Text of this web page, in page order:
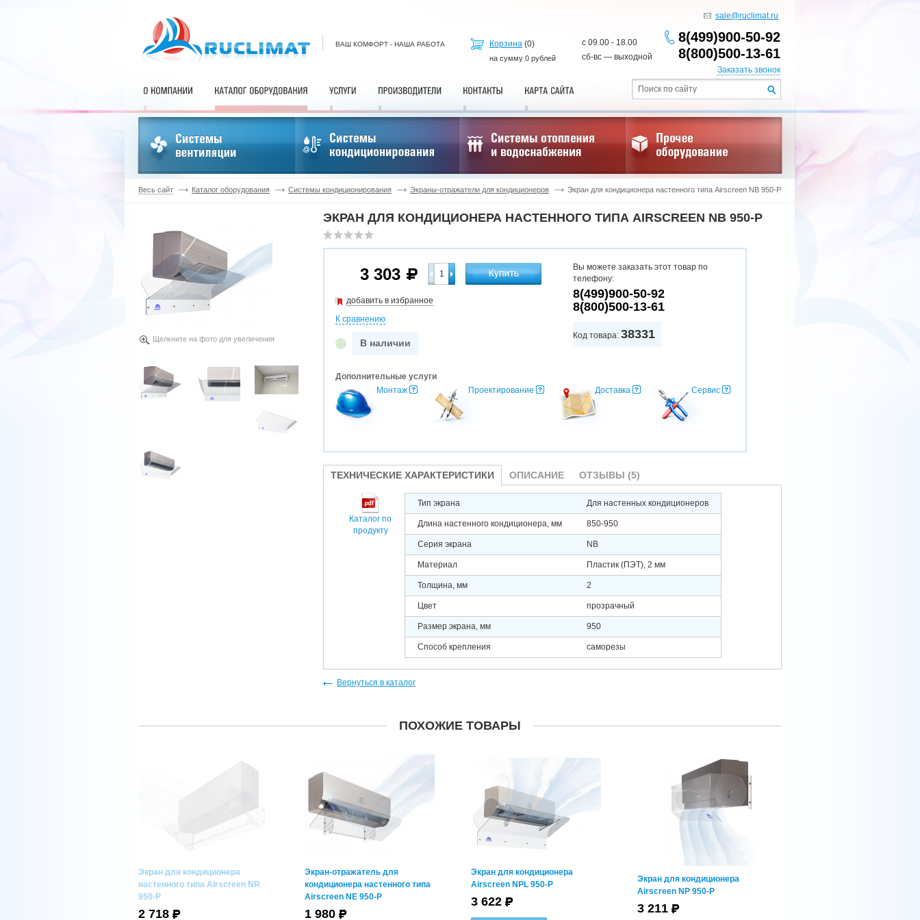
ВАШ КОМФОРТ - НАША РАБОТА Корзина (0)
на сумму 0 рублей
с 09.00 - 18.00
сб-вс — выходной
sale@ruclimat.ru
8(499)900-50-92
8(800)500-13-61
Заказать звонок
Весь сайт Каталог оборудования Системы кондиционирования Экраны-отражатели для кондиционеров Экран для кондиционера настенного типа Airscreen NB 950-P
Щелкните на фото для увеличения
ЭКРАН ДЛЯ КОНДИЦИОНЕРА НАСТЕННОГО ТИПА AIRSCREEN NB 950-P
3 303
добавить в избранное
К сравнению
В наличии
Вы можете заказать этот товар по
телефону:
8(499)900-50-92
8(800)500-13-61
Код товара: 38331
Дополнительные услуги
Монтаж
Проектирование Доставка Сервис
ТЕХНИЧЕСКИЕ ХАРАКТЕРИСТИКИ ОПИСАНИЕ ОТЗЫВЫ (5)
Каталог по
продукту
Тип экрана Для настенных кондиционеров
Длина настенного кондиционера, мм 850-950
Серия экрана NB
Материал Пластик (ПЭТ), 2 мм
Толщина, мм 2
Цвет прозрачный
Размер экрана, мм 950
Способ крепления саморезы
Вернуться в каталог
ПОХОЖИЕ ТОВАРЫ
Экран для кондиционера
настенного типа Airscreen NR
950-P
2 718
Экран-отражатель для
кондиционера настенного типа
Airscreen NE 950-P
1 980
Экран для кондиционера
Airscreen NPL 950-P
3 622
Экран для кондиционера
Airscreen NP 950-P
3 211